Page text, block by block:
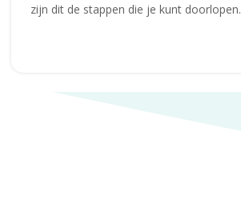
zijn dit de stappen die je kunt doorlopen.